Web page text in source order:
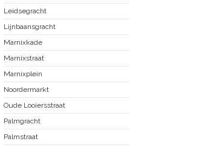
Leidsegracht
Lijnbaansgracht
Marnixkade
Marnixstraat
Marnixplein
Noordermarkt
Oude Looiersstraat
Palmgracht
Palmstraat